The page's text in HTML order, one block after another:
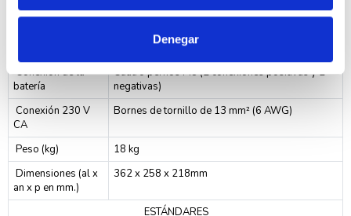
Denegar
Material y color
Aluminio (azul RAL 5012)
Conexión de la
batería
Cuatro pernos M8 (2 conexiones positivas y 2
negativas)
Conexión 230 V
CA
Bornes de tornillo de 13 mm² (6 AWG)
Peso (kg)
18 kg
Dimensiones (al x
an x p en mm.)
362 x 258 x 218mm
ESTÁNDARES